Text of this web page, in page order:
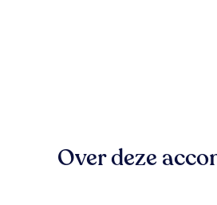
Over deze